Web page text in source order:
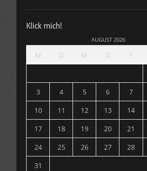
Klick mich!
AUGUST 2026
3
4 5 6 7
10
11 12 13 14
17
18 19 20 21
24
25 26 27 28
31